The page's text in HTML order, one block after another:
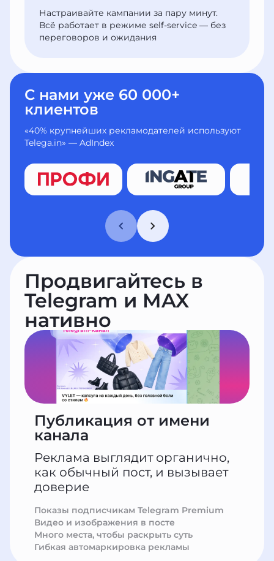
Настраивайте кампании за пару минут.
Всё работает в режиме self-service — без
переговоров и ожидания
С нами уже 60 000+
клиентов
«40% крупнейших рекламодателей используют
Telega.in» — AdIndex
Продвигайтесь в
Telegram и MAX
нативно
Публикация от имени
канала
Реклама выглядит органично,
как обычный пост, и вызывает
доверие
Показы подписчикам Telegram Premium
Видео и изображения в посте
Много места, чтобы раскрыть суть
Гибкая автомаркировка рекламы